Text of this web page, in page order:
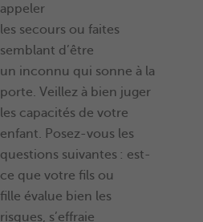
appeler
les secours ou faites
semblant d’être
un inconnu qui sonne à la
porte. Veillez à bien juger
les capacités de votre
enfant. Posez-vous les
questions suivantes : est-
ce que votre fils ou
fille évalue bien les
risques, s’effraie